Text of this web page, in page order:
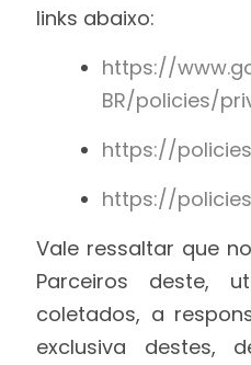
links abaixo:
https://
BR/policies/
https://
https://
Vale ressaltar que
Parceiros deste,
coletados, a
exclusiva destes,